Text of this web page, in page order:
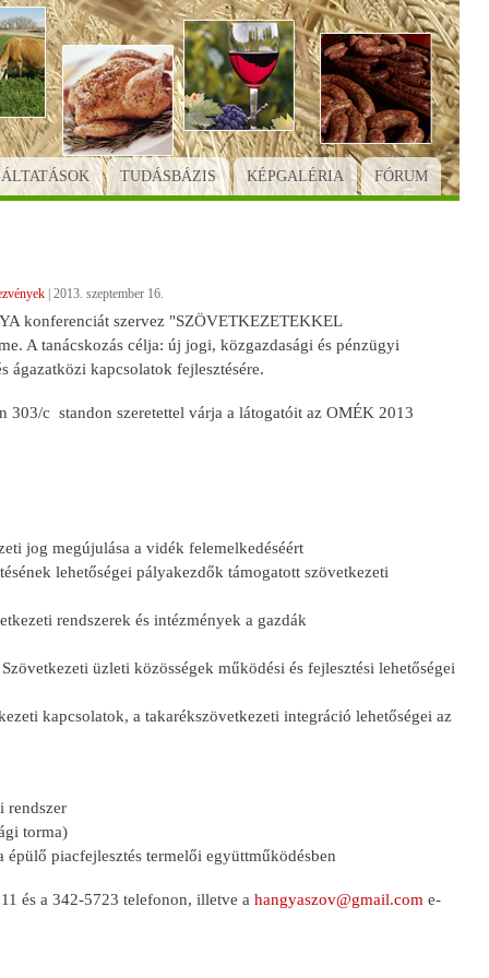
TUDÁSBÁZIS KÉPGALÉRIA FÓRUM
2013. szeptember 16.
konferenciát szervez "SZÖVETKEZETEKKEL
A tanácskozás célja: új jogi, közgazdasági és pénzügyi
kapcsolatok fejlesztésére.
c standon szeretettel várja a látogatóit az OMÉK 2013
jog megújulása a vidék felemelkedéséért
lehetőségei pályakezdők támogatott szövetkezeti
rendszerek és intézmények a gazdák
üzleti közösségek működési és fejlesztési lehetőségei
kapcsolatok, a takarékszövetkezeti integráció lehetőségei az
rendszer
torma)
piacfejlesztés termelői együttműködésben
és a 342-5723 telefonon, illetve a hangyaszov@gmail.com e-